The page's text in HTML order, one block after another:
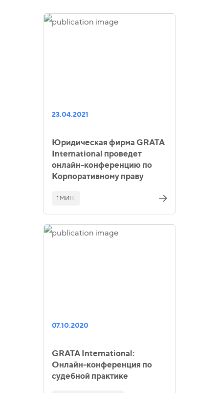
23.04.2021
Юридическая фирма GRATA
International проведет
онлайн-конференцию по
Корпоративному праву
1 МИН.
07.10.2020
GRATA International:
Онлайн-конференция по
судебной практике